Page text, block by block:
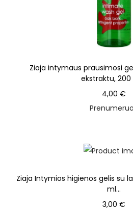
Ziaja intymaus prausimosi
ekstraktu, 200
4,00€
Ziaja Intymios higienos gelis su
ml...
3,00€